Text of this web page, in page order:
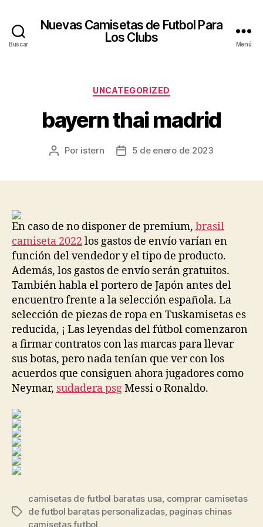
Buscar
Nuevas Camisetas de Futbol Para
Los Clubs
Menú
Categorías
UNCATEGORIZED
bayern thai madrid
Autor
Por istern
Fecha5 de enero de 2023
En caso de no disponer de premium, brasil
camiseta 2022 los gastos de envío varían en
función del vendedor y el tipo de producto.
Además, los gastos de envío serán gratuitos.
También habla el portero de Japón antes del
encuentro frente a la selección española. La
selección de piezas de ropa en Tuskamisetas es
reducida, ¡ Las leyendas del fútbol comenzaron
a firmar contratos con las marcas para llevar
sus botas, pero nada tenían que ver con los
acuerdos que consiguen ahora jugadores como
Neymar, sudadera psgMessi o Ronaldo.
Etiquetas
camisetas de futbol baratas usa, comprar camisetas
de futbol baratas personalizadas, paginas chinas
camisetas futbol